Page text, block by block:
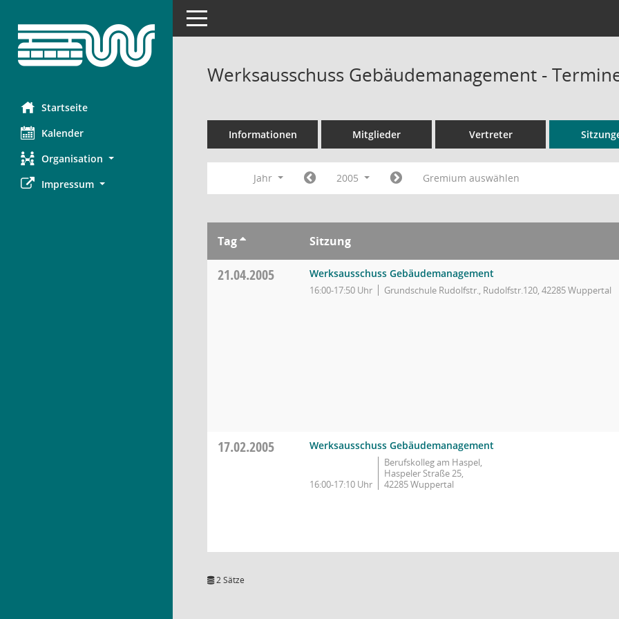
Startseite
Kalender
Organisation
Impressum
Toggle navigation
Werksausschuss Gebäudemanagement -
Informationen Mitglieder Vertreter
Jahr 2005 Gremium auswählen
Tag Sitzung
21.04.2005 Werksausschuss Gebäudemanagement
16:00-17:50 Uhr Grundschule Rudolfstr., Rudolfstr.120, 42285 Wuppertal
17.02.2005 Werksausschuss Gebäudemanagement
16:00-17:10 Uhr
Berufskolleg am Haspel,
Haspeler Straße 25,
42285 Wuppertal
2 Sätze